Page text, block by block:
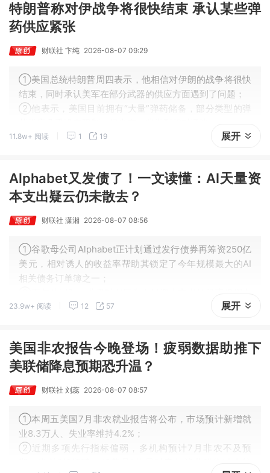
特朗普称对伊战争将很快结束 承认某些弹
药供应紧张
财联社 卞纯 2026-08-07 09:29
①美国总统特朗普周四表示，他相信对伊朗的战争将很快
结束，同时承认美军在部分武器的供应方面遇到了问题；
②他表示，美国目前拥有“大量”弹药储备，部分类型的弹
11.8w+ 阅读 1 19 展开
Alphabet又发债了！一文读懂：AI天量资
本支出疑云仍未散去？
财联社 潇湘 2026-08-07 08:56
①谷歌母公司Alphabet正计划通过发行债券再筹资250亿
美元，相对诱人的收益率帮助其锁定了今年规模最大的AI
相关债务订单簿之一；
不去……
23.9w+ 阅读 12 57 展开
美国非农报告今晚登场！疲弱数据助推下
美联储降息预期恐升温？
财联社 刘蕊 2026-08-07 08:57
①本周五美国7月非农就业报告将公布，市场预计新增就
业8.3万人、失业率维持4.2%；
②近期多项先行指标偏弱，多机构预计7月非农不及预